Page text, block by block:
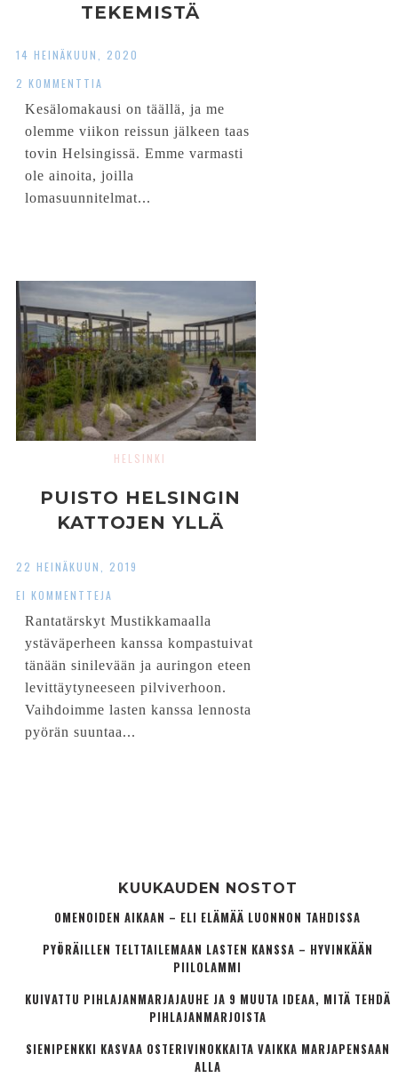
TEKEMISTÄ
PÄÄKAUPUNGISSA
14 HEINÄKUUN, 2020
2 KOMMENTTIA
Kesälomakausi on täällä, ja me
olemme viikon reissun jälkeen taas
tovin Helsingissä. Emme varmasti
ole ainoita, joilla
lomasuunnitelmat...
HELSINKI
PUISTO HELSINGIN
KATTOJEN YLLÄ
22 HEINÄKUUN, 2019
EI KOMMENTTEJA
Rantatärskyt Mustikkamaalla
ystäväperheen kanssa kompastuivat
tänään sinilevään ja auringon eteen
levittäytyneeseen pilviverhoon.
Vaihdoimme lasten kanssa lennosta
pyörän suuntaa...
KUUKAUDEN NOSTOT
OMENOIDEN AIKAAN – ELI ELÄMÄÄ LUONNON TAHDISSA
PYÖRÄILLEN TELTTAILEMAAN LASTEN KANSSA – HYVINKÄÄN
PIILOLAMMI
KUIVATTU PIHLAJANMARJAJAUHE JA 9 MUUTA IDEAA, MITÄ TEHDÄ
PIHLAJANMARJOISTA
SIENIPENKKI KASVAA OSTERIVINOKKAITA VAIKKA MARJAPENSAAN
ALLA